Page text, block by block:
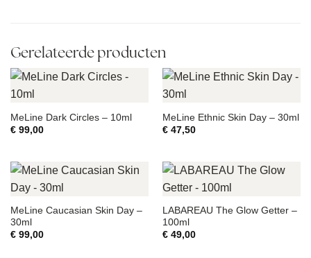
Gerelateerde producten
MeLine Dark Circles – 10ml
€99,00
MeLine Ethnic Skin Day – 30ml
€47,50
MeLine Caucasian Skin Day –
30ml
€99,00
LABAREAU The Glow Getter –
100ml
€49,00